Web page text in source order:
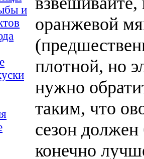
и
оранжевой
плотной, но
нужно
таким, что
сезон
конечно